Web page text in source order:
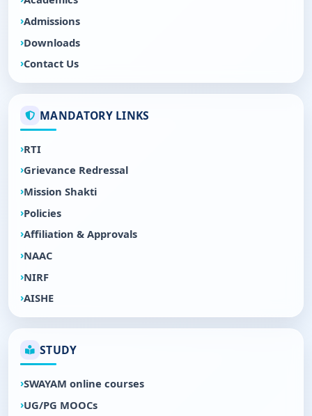
Admissions
Downloads
Contact Us
MANDATORY LINKS
RTI
Grievance Redressal
Mission Shakti
Policies
Affiliation & Approvals
NAAC
NIRF
AISHE
STUDY
SWAYAM online courses
UG/PG MOOCs